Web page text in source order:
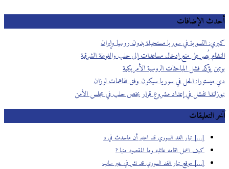
أحدث الإضافات
كيري: التسوية في سوريا مستحيلة بدون روسيا وإيران
النظام يُصر على منع إدخال مساعدات إلى حلب والغوطة الشرقية
بوتين يؤكد فشل المباحثات الروسية اﻷمريكية
دي ميستورا: الحل في سوريا سيكون وفق تفاهمات لوزان
نيوزلندا تفشل في إعداد مشروع قرار يخص حلب في مجلس اﻷمن
آخر التعليقات
[…] تيار الغد السوري قد اعتبر أن ماحدث في د
كيف اعمل اقامه عائليه وما المقصود منها ?
[…] موقع تيار الغد السوري قد نشر في خبر ساب